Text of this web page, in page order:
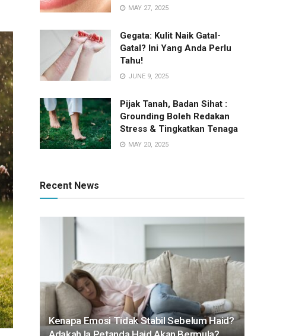
MAY 27, 2025
Gegata: Kulit Naik Gatal-
Gatal? Ini Yang Anda Perlu
Tahu!
JUNE 9, 2025
Pijak Tanah, Badan Sihat :
Grounding Boleh Redakan
Stress & Tingkatkan Tenaga
MAY 20, 2025
Recent News
Kenapa Emosi Tidak Stabil Sebelum Haid?